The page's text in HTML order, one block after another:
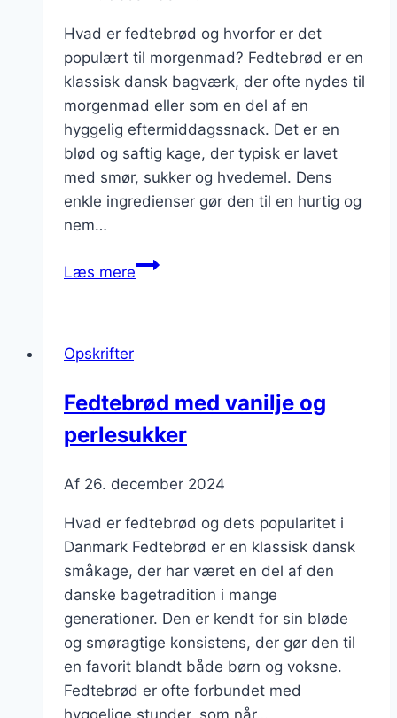
Hvad er fedtebrød og hvorfor er det
populært til morgenmad? Fedtebrød er en
klassisk dansk bagværk, der ofte nydes til
morgenmad eller som en del af en
hyggelig eftermiddagssnack. Det er en
blød og saftig kage, der typisk er lavet
med smør, sukker og hvedemel. Dens
enkle ingredienser gør den til en hurtig og
nem…
Læs mereFedtebrød
morgenmad
Opskrifter
Fedtebrød med vanilje og
perlesukker
Af 26. december 2024
Hvad er fedtebrød og dets popularitet i
Danmark Fedtebrød er en klassisk dansk
småkage, der har været en del af den
danske bagetradition i mange
generationer. Den er kendt for sin bløde
og smøragtige konsistens, der gør den til
en favorit blandt både børn og voksne.
Fedtebrød er ofte forbundet med